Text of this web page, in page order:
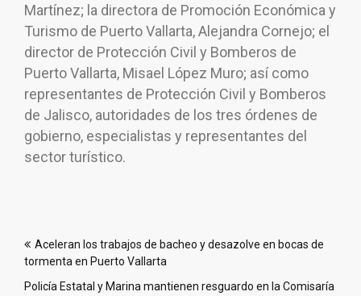
Martínez; la directora de Promoción Económica y
Turismo de Puerto Vallarta, Alejandra Cornejo; el
director de Protección Civil y Bomberos de
Puerto Vallarta, Misael López Muro; así como
representantes de Protección Civil y Bomberos
de Jalisco, autoridades de los tres órdenes de
gobierno, especialistas y representantes del
sector turístico.
de
entradas
Aceleran los trabajos de bacheo y desazolve en bocas de
tormenta en Puerto Vallarta
Policía Estatal y Marina mantienen resguardo en la Comisaría